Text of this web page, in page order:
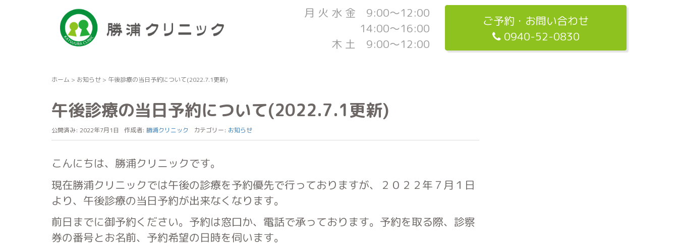
月 火 水 金 9:00～12:00
14:00～16:00
木 土 9:00～12:00
ご予約・お問い合わせ
0940-52-0830
ホーム > お知らせ > 午後診療の当日予約について(2022.7.1更新)
午後診療の当日予約について(2022.7.1更新)
公開済み: 2022年7月1日 作成者: 勝浦クリニック カテゴリー: お知らせ
こんにちは、勝浦クリニックです。
現在勝浦クリニックでは午後の診療を予約優先で行っておりますが、２０２２年７月１日
より、午後診療の当日予約が出来なくなります。
前日までに御予約ください。予約は窓口か、電話で承っております。予約を取る際、診察
券の番号とお名前、予約希望の日時を伺います。